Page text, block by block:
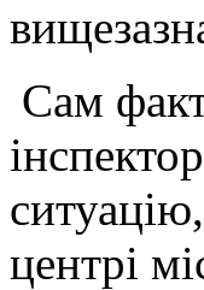
Сам
центрі